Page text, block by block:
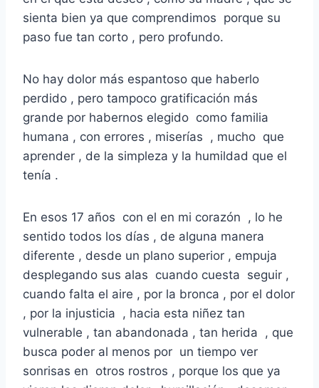
sienta bien ya que comprendimos porque su
paso fue tan corto , pero profundo.
No hay dolor más espantoso que haberlo
perdido , pero tampoco gratificación más
grande por habernos elegido como familia
humana , con errores , miserías , mucho que
aprender , de la simpleza y la humildad que el
tenía .
En esos 17 años con el en mi corazón , lo he
sentido todos los días , de alguna manera
diferente , desde un plano superior , empuja
desplegando sus alas cuando cuesta seguir ,
cuando falta el aire , por la bronca , por el dolor
, por la injusticia , hacia esta niñez tan
vulnerable , tan abandonada , tan herida , que
busca poder al menos por un tiempo ver
sonrisas en otros rostros , porque los que ya